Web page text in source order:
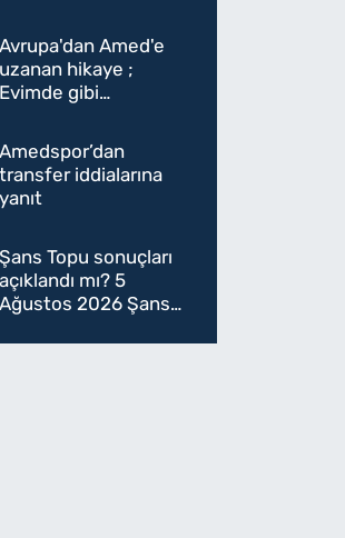
Avrupa'dan Amed'e
uzanan hikaye ;
Evimde gibi
Amedspor’dan
transfer iddialarına
yanıt
Şans Topu sonuçları
açıklandı mı? 5
Ağustos 2026 Şans
Ağustos Şans topu